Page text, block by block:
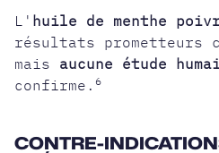
L' huile de menthe
résultats prometteurs
mais aucune étude
confirme. 6
CONTRE-